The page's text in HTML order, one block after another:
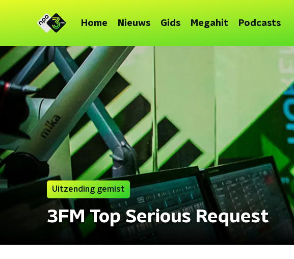
Home Nieuws Gids Megahit Podcasts
Uitzending gemist
3FM Top Serious Request